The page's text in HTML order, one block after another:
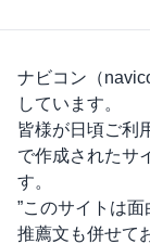
ナビコン（
しています。
皆様が日頃ご利
で作成されたサ
す。
”このサイトは面
推薦文も併せて